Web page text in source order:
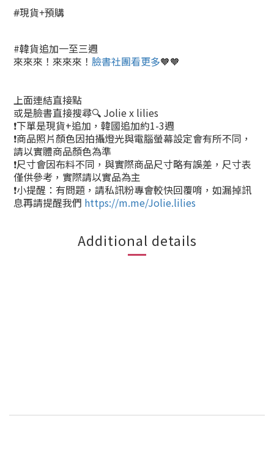
#現貨+預購
#韓貨追加一至三週
來來來！來來來！ 臉書社團看更多🧡🧡
上面連結直接點
或是臉書直接搜尋🔍 Jolie x lilies
❗下單是現貨+追加，韓國追加約1-3週
❗商品照片顏色因拍攝燈光與電腦螢幕設定會有所不同，
請以實體商品顏色為準
❗尺寸會因布料不同，與實際商品尺寸略有誤差，尺寸表
僅供參考，實際請以實品為主
❗小提醒：有問題，請私訊粉專會較快回覆唷，如漏掉訊
息再請提醒我們 https://m.me/Jolie.lilies
Additional details